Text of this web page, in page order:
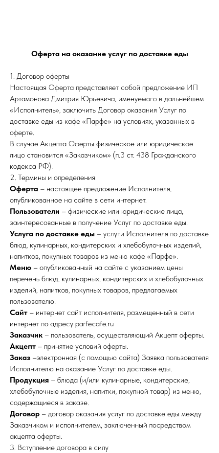
Оферта на оказание услуг по доставке еды
1. Договор оферты
Настоящая Оферта представляет собой предложение ИП
Артамонова Дмитрия Юрьевича, именуемого в дальнейшем
«Исполнитель», заключить Договор оказания Услуг по
доставке еды из кафе «Парфе» на условиях, указанных в
оферте.
В случае Акцепта Оферты физическое или юридическое
лицо становится «Заказчиком» (п.3 ст. 438 Гражданского
кодекса РФ).
2. Термины и определения
Оферта – настоящее предложение Исполнителя,
опубликованное на сайте в сети интернет.
Пользователи – физические или юридические лица,
заинтересованные в получение Услуг по доставке еды.
Услуга по доставке еды – услуги Исполнителя по доставке
блюд, кулинарных, кондитерских и хлебобулочных изделий,
напитков, покупных товаров из меню кафе «Парфе».
Меню – опубликованный на сайте с указанием цены
перечень блюд, кулинарных, кондитерских и хлебобулочных
изделий, напитков, покупных товаров, предлагаемых
пользователю.
Сайт – интернет сайт исполнителя, размещенный в сети
интернет по адресу parfecafe.ru
Заказчик – пользователь, осуществляющий Акцепт оферты.
Акцепт – принятие условий оферты.
Заказ –электронная (с помощью сайта) Заявка пользователя
Исполнителю на оказание Услуг по доставке еды.
Продукция – блюда (и/или кулинарные, кондитерские,
хлебобулочные изделия, напитки, покупной товар) из меню,
содержащиеся в заказе.
Договор – договор оказания услуг по доставке еды между
Заказчиком и исполнителем, заключенный посредством
акцепта оферты.
3. Вступление договора в силу